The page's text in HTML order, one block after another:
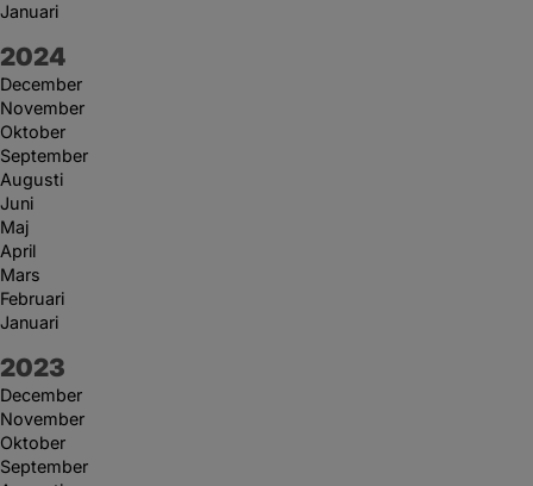
Januari
År:
2024
December
November
Oktober
September
Augusti
Juni
Maj
April
Mars
Februari
Januari
År:
2023
December
November
Oktober
September